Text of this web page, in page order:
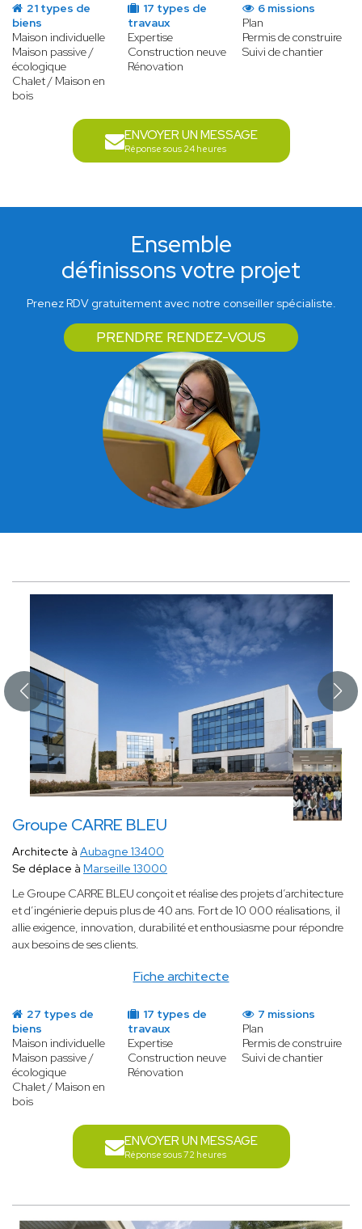
21 types de
biens
Maison individuelle
Maison passive /
écologique
Chalet / Maison en
bois
17 types de
travaux
Expertise
Construction neuve
Rénovation
6 missions
Plan
Permis de construire
Suivi de chantier
ENVOYER UN MESSAGE
Réponse sous 24 heures
Ensemble
définissons votre projet
Prenez RDV gratuitement avec notre conseiller spécialiste.
PRENDRE RENDEZ-VOUS
Groupe CARRE BLEU
Fiche architecte
Architecte à Aubagne 13400
Se déplace à Marseille 13000
Le Groupe CARRE BLEU conçoit et réalise des projets d’architecture
et d’ingénierie depuis plus de 40 ans. Fort de 10 000 réalisations, il
allie exigence, innovation, durabilité et enthousiasme pour répondre
aux besoins de ses clients.
27 types de
biens
Maison individuelle
Maison passive /
écologique
Chalet / Maison en
bois
17 types de
travaux
Expertise
Construction neuve
Rénovation
7 missions
Plan
Permis de construire
Suivi de chantier
ENVOYER UN MESSAGE
Réponse sous 72 heures